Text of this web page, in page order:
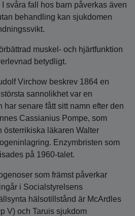
svåra fall hos barn påverkas även
behandling kan sjukdomen
muskel- och hjärtfunktion
betydligt.
Virchow beskrev 1864 en
sannolikhet var en
senare fått sitt namn efter den
Cassianius Pompe, som
österrikiska läkaren Walter
Enzymbristen som
på 1960-talet.
som främst påverkar
i Socialstyrelsens
hälsotillstånd är McArdles
V) och Taruis sjukdom